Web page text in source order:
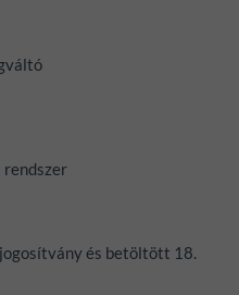
rendszer
és betöltött 18.